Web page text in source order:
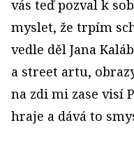
vás teď pozval k
myslet, že trpím
vedle děl Jana
a street artu,
na zdi mi zase visí
hraje a dává to